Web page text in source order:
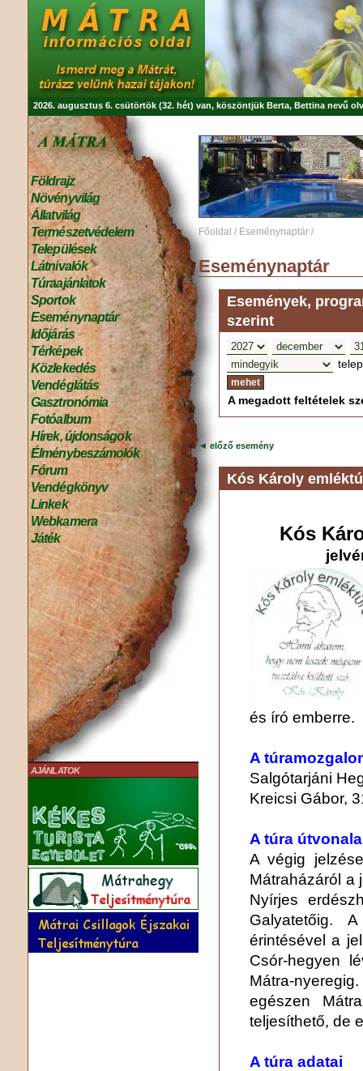
2026. augusztus 6. csütörtök (32. hét) van, köszöntjük Berta, Bettina nevű
Földrajz
Növényvilág
Állatvilág
Természetvédelem
Települések
Látnivalók
Túraajánlatok
Sportok
Eseménynaptár
Időjárás
Térképek
Közlekedés
Vendéglátás
Gasztronómia
Fotóalbum
Hírek, újdonságok
Élménybeszámolók
Fórum
Vendégkönyv
Linkek
Webkamera
Játék
AJÁNLATOK
Főoldal / Eseménynaptár /
Eseménynaptár
Események,
szerint
A megadott feltételek
◄ előző esemény
Kós Károly
Kós
és író emberre.
A
Salgótarjáni
Kreicsi Gábor,
A túra útvonala
A végig
Mátraházáról a
Nyírjes
Galyatetőig.
érintésével a
Csór-hegyen
Mátra-
egészen
teljesíthető, de
A túra adatai